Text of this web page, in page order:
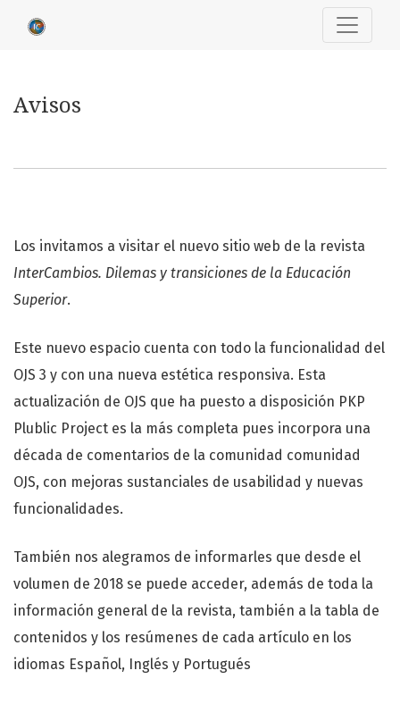
Avisos
Avisos
Los invitamos a visitar el nuevo sitio web de la revista
InterCambios. Dilemas y transiciones de la Educación
Superior.
Este nuevo espacio cuenta con todo la funcionalidad del
OJS 3 y con una nueva estética responsiva. Esta
actualización de OJS que ha puesto a disposición PKP
Plublic Project es la más completa pues incorpora una
década de comentarios de la comunidad comunidad
OJS, con mejoras sustanciales de usabilidad y nuevas
funcionalidades.
También nos alegramos de informarles que desde el
volumen de 2018 se puede acceder, además de toda la
información general de la revista, también a la tabla de
contenidos y los resúmenes de cada artículo en los
idiomas Español, Inglés y Portugués